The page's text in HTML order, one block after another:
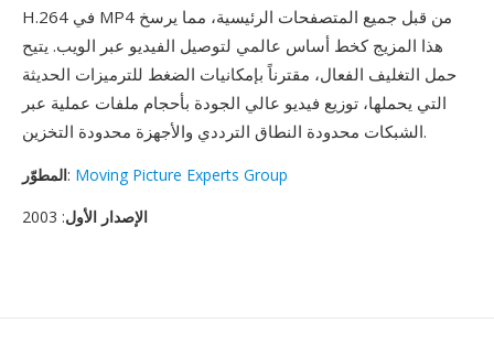
H.264 في MP4 من قبل جميع المتصفحات الرئيسية، مما يرسخ
هذا المزيج كخط أساس عالمي لتوصيل الفيديو عبر الويب. يتيح
حمل التغليف الفعال، مقترناً بإمكانيات الضغط للترميزات الحديثة
التي يحملها، توزيع فيديو عالي الجودة بأحجام ملفات عملية عبر
الشبكات محدودة النطاق الترددي والأجهزة محدودة التخزين.
المطوّر: Moving Picture Experts Group
الإصدار الأول: 2003